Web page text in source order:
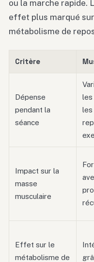
ou la marche rapide.
effet plus marqué
métabolisme de
Critère
Dépense
pendant la
séance
les
les
Impact sur la
masse
musculaire
Effet sur le
métabolisme de